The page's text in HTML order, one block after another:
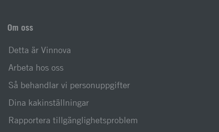
Om oss
Detta är Vinnova
Arbeta hos oss
Så behandlar vi personuppgifter
Dina kakinställningar
Rapportera tillgänglighetsproblem